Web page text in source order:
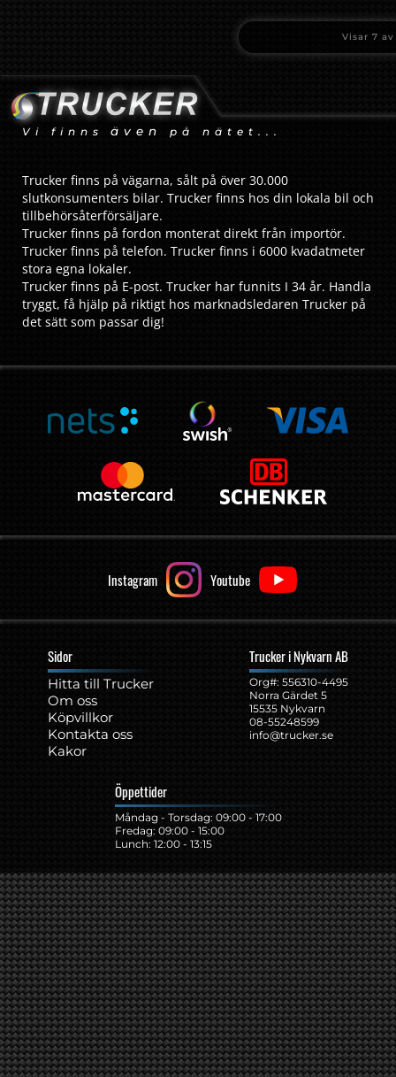
Visar7
Vi finns även på nätet...
Trucker finns på vägarna, sålt på över 30.000
slutkonsumenters bilar. Trucker finns hos din lokala bil och
tillbehörsåterförsäljare.
Trucker finns på fordon monterat direkt från importör.
Trucker finns på telefon. Trucker finns i 6000 kvadatmeter
stora egna lokaler.
Trucker finns på E-post. Trucker har funnits I 34 år. Handla
tryggt, få hjälp på riktigt hos marknadsledaren Trucker på
det sätt som passar dig!
Instagram Youtube
Sidor
Hitta till Trucker
Om oss
Köpvillkor
Kontakta oss
Kakor
Trucker i Nykvarn AB
Org#: ‍556310-4495
Norra Gärdet 5
15535 Nykvarn
08-55248599
info@trucker.se
Öppettider
Måndag - Torsdag: 09:00 - 17:00
Fredag: 09:00 - 15:00
Lunch: 12:00 - 13:15